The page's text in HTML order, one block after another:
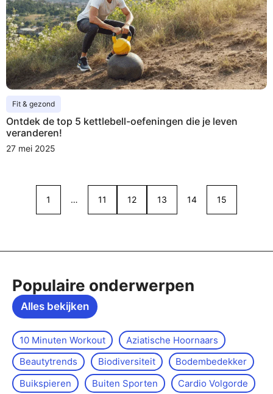
Fit & gezond
Ontdek de top 5 kettlebell-oefeningen die je leven
veranderen!
27 mei 2025
1 … 11 12 13 14 15
Populaire onderwerpen
Alles bekijken
10 Minuten Workout
Aziatische Hoornaars
Beautytrends
Biodiversiteit
Bodembedekker
Buikspieren
Buiten Sporten Cardio Volgorde